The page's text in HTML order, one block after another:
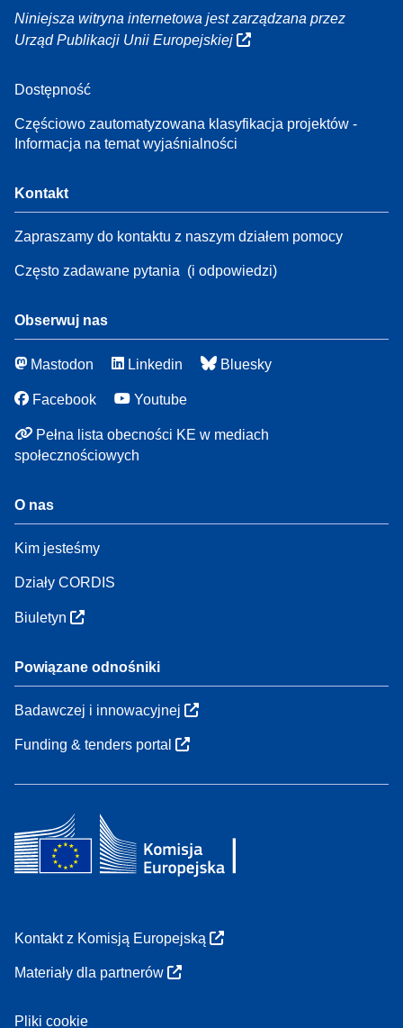
Niniejsza witryna internetowa jest zarządzana przez
Urząd Publikacji Unii Europejskiej
Dostępność
Częściowo zautomatyzowana klasyfikacja projektów -
Informacja na temat wyjaśnialności
Kontakt
Zapraszamy do kontaktu z naszym działem pomocy
Często zadawane pytania (i odpowiedzi)
Obserwuj nas
Mastodon Linkedin Bluesky
Facebook Youtube
Pełna lista obecności KE w mediach
społecznościowych
O nas
Kim jesteśmy
Działy CORDIS
Biuletyn
Powiązane odnośniki
Badawczej i innowacyjnej
Funding & tenders portal
Kontakt z Komisją Europejską
Materiały dla partnerów
Pliki cookie